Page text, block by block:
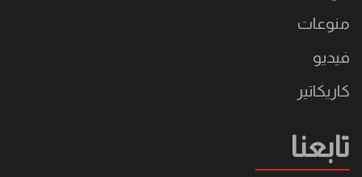
منوعات
فيديو
كاريكاتير
تابعنا